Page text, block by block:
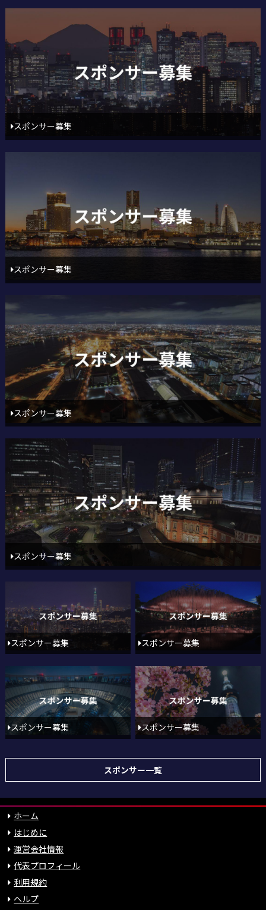
スポンサー募集
スポンサー募集
スポンサー募集
スポンサー募集
スポンサー募集 スポンサー募集
スポンサー募集 スポンサー募集
スポンサー一覧
ホーム
はじめに
運営会社情報
代表プロフィール
利用規約
ヘルプ